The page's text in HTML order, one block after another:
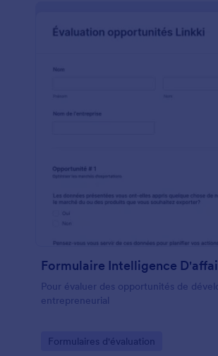
connaissances et du style de
globale de l'orateur et de la
Formulaire Intelligence
Pour évaluer des opportunités de
entrepreneurial
Go to Category:
Formulaires d'évaluation